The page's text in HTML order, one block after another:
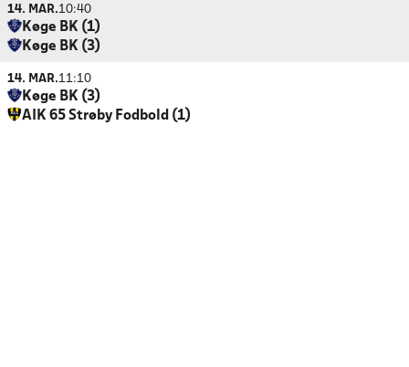
14. MAR.10:40
Køge BK (1)
Køge BK (3)
14. MAR.11:10
Køge BK (3)
AIK 65 Strøby Fodbold (1)